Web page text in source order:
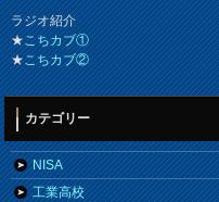
ラジオ紹介
★こちカブ①
★こちカブ②
カテゴリー
NISA
工業高校